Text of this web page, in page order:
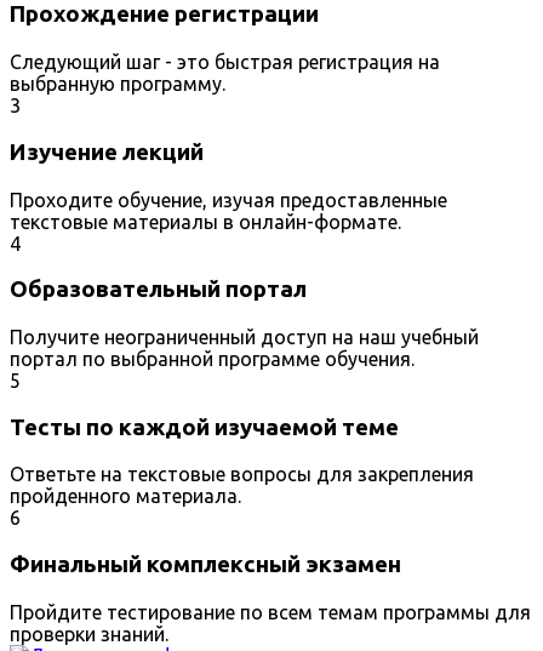
Прохождение регистрации
Следующий шаг - это быстрая регистрация на
выбранную программу.
3
Изучение лекций
Проходите обучение, изучая предоставленные
текстовые материалы в онлайн-формате.
4
Образовательный портал
Получите неограниченный доступ на наш учебный
портал по выбранной программе обучения.
5
Тесты по каждой изучаемой теме
Ответьте на текстовые вопросы для закрепления
пройденного материала.
6
Финальный комплексный экзамен
Пройдите тестирование по всем темам программы для
проверки знаний.